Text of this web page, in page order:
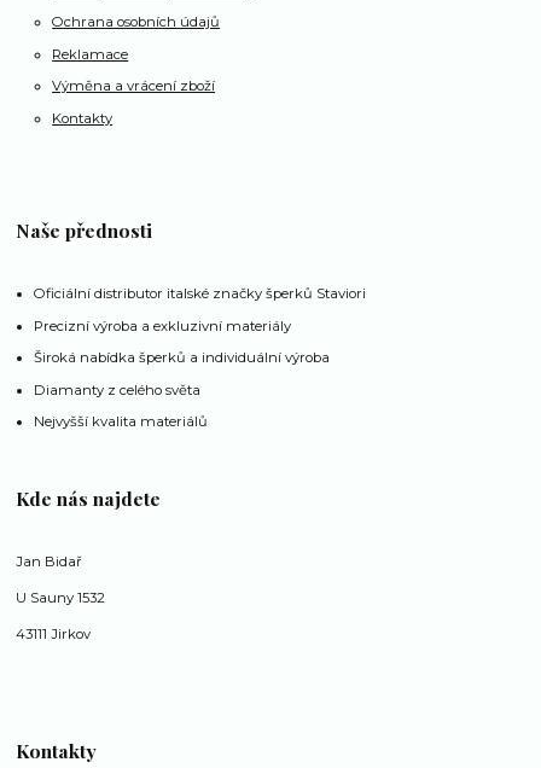
Ochrana osobních údajů
Reklamace
Výměna a vrácení zboží
Kontakty
Naše přednosti
Oficiální distributor italské značky šperků Staviori
Precizní výroba a exkluzivní materiály
Široká nabídka šperků a individuální výroba
Diamanty z celého světa
Nejvyšší kvalita materiálů
Kde nás najdete
Jan Bidař
U Sauny 1532
43111 Jirkov
Kontakty